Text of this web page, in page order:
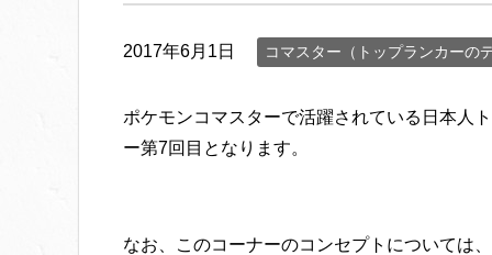
2017年6月1日 コマスター（トップランカーの
ポケモンコマスターで活躍されている日本人
ー第7回目となります。
なお、このコーナーのコンセプトについては